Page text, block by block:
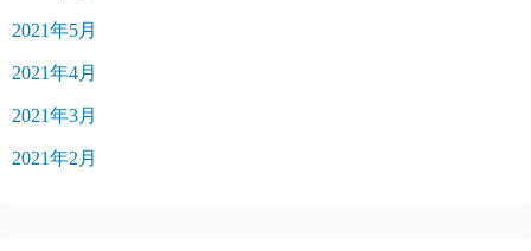
2021年5月
2021年4月
2021年3月
2021年2月